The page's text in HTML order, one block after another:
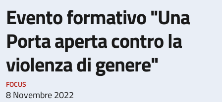
Evento formativo "Una
Porta aperta contro la
violenza di genere"
FOCUS
8 Novembre 2022